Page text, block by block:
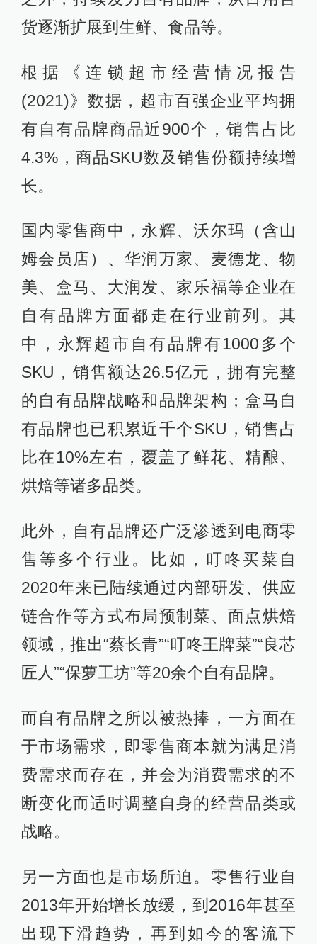
货逐渐扩展到生鲜、食品等。
根据《连锁超市经营情况报告
(2021)》数据，超市百强企业平均拥
有自有品牌商品近900个，销售占比
4.3%，商品SKU数及销售份额持续增
长。
国内零售商中，永辉、沃尔玛（含山
姆会员店）、华润万家、麦德龙、物
美、盒马、大润发、家乐福等企业在
自有品牌方面都走在行业前列。其
中，永辉超市自有品牌有1000多个
SKU，销售额达26.5亿元，拥有完整
的自有品牌战略和品牌架构；盒马自
有品牌也已积累近千个SKU，销售占
比在10%左右，覆盖了鲜花、精酿、
烘焙等诸多品类。
此外，自有品牌还广泛渗透到电商零
售等多个行业。比如，叮咚买菜自
2020年来已陆续通过内部研发、供应
链合作等方式布局预制菜、面点烘焙
领域，推出“蔡长青”“叮咚王牌菜”“良芯
匠人”“保萝工坊”等20余个自有品牌。
而自有品牌之所以被热捧，一方面在
于市场需求，即零售商本就为满足消
费需求而存在，并会为消费需求的不
断变化而适时调整自身的经营品类或
战略。
另一方面也是市场所迫。零售行业自
2013年开始增长放缓，到2016年甚至
出现下滑趋势，再到如今的客流下